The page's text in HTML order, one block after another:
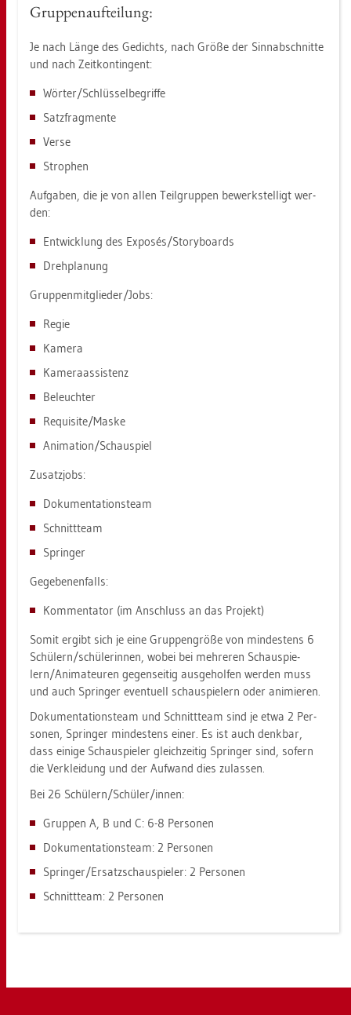
Grup­pen­auf­tei­lung:
Je nach Länge des Ge­dichts, nach Größe der Sinn­ab­schnit­te
und nach Zeit­kon­tin­gent:
Wör­ter/Schlüs­sel­be­grif­fe
Satz­frag­men­te
Verse
Stro­phen
Auf­ga­ben, die je von allen Teil­grup­pen be­werk­stel­ligt wer­
den:
Ent­wick­lung des Exposés/Sto­ry­boards
Dreh­pla­nung
Grup­pen­mit­glie­der/Jobs:
Regie
Ka­me­ra
Ka­me­raas­sis­tenz
Be­leuch­ter
Re­qui­si­te/Maske
Ani­ma­ti­on/Schau­spiel
Zu­satz­jobs:
Do­ku­men­ta­ti­ons­team
Schnitt­team
Sprin­ger
Ge­ge­be­nen­falls:
Kom­men­ta­tor (im An­schluss an das Pro­jekt)
Somit er­gibt sich je eine Grup­pen­grö­ße von min­des­tens 6
Schü­lern/schü­le­rin­nen, wobei bei meh­re­ren Schau­spie­
lern/Ani­ma­teu­ren ge­gen­sei­tig aus­ge­hol­fen wer­den muss
und auch Sprin­ger even­tu­ell schau­spie­lern oder ani­mie­ren.
Do­ku­men­ta­ti­ons­team und Schnitt­team sind je etwa 2 Per­
so­nen, Sprin­ger min­des­tens einer. Es ist auch denk­bar,
dass ei­ni­ge Schau­spie­ler gleich­zei­tig Sprin­ger sind, so­fern
die Ver­klei­dung und der Auf­wand dies zu­las­sen.
Bei 26 Schü­lern/Schü­ler/innen:
Grup­pen A, B und C: 6-8 Per­so­nen
Do­ku­men­ta­ti­ons­team: 2 Per­so­nen
Sprin­ger/Er­satz­schau­spie­ler: 2 Per­so­nen
Schnitt­team: 2 Per­so­nen